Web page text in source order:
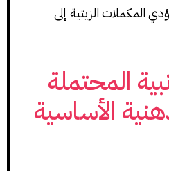
المكملات الزيتية إلى
المحتملة
الأساسية